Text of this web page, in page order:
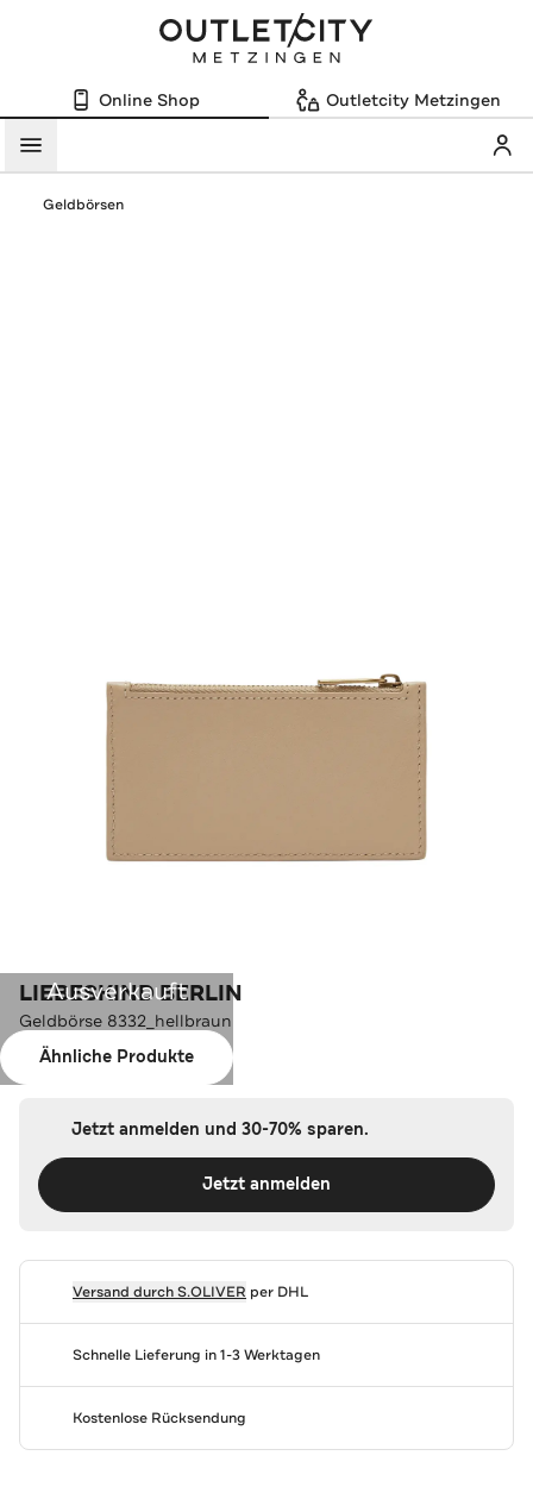
Online Shop Outletcity Metzingen
Menü
Geldbörsen
Ausverkauft
Ähnliche Produkte
LIEBESKIND BERLIN
Geldbörse 8332_hellbraun
Farbe:8332_hellbraun
Jetzt anmelden und 30-70% sparen.
Jetzt anmelden
Versand durchS.OLIVER per DHL
Schnelle Lieferung in 1-3 Werktagen
Kostenlose Rücksendung